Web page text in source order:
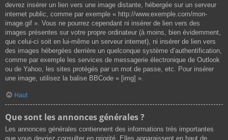
devrez insérer un lien vers une image distante, hébergée sur un serveur
internet public, comme par exemple « http://www.exemple.com/mon-
image.gif ». Vous ne pourrez cependant ni insérer de lien vers des
images présentes sur votre propre ordinateur (à moins, bien évidemment,
que celui-ci soit en lui-même un serveur internet), ni insérer de lien vers
des images hébergées derrière un quelconque système d’authentification,
comme par exemple les services de messagerie électronique de Outlook
ou de Yahoo, les sites protégés par un mot de passe, etc. Pour insérer
une image, utilisez la balise BBCode « [img] ».
Haut
Que sont les annonces générales ?
Les annonces générales contiennent des informations très importantes
que vous devriez consulter en priorité. Elles apparaissent en haut de